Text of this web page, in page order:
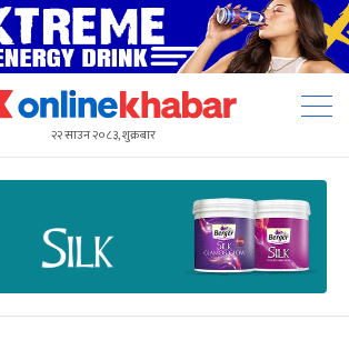
२२ साउन २०८३, शुक्रबार